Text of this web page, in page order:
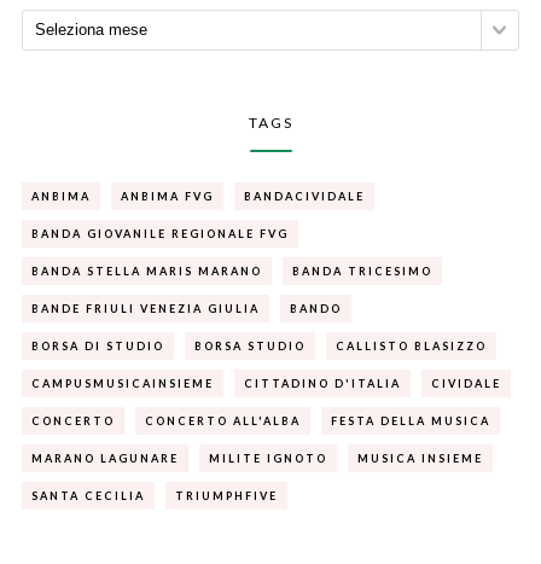
TAGS
ANBIMA ANBIMA FVG BANDACIVIDALE
BANDA GIOVANILE REGIONALE FVG
BANDA STELLA MARIS MARANO BANDA TRICESIMO
BANDE FRIULI VENEZIA GIULIA BANDO
BORSA DI STUDIO BORSA STUDIO CALLISTO BLASIZZO
CAMPUSMUSICAINSIEME CITTADINO D'ITALIA CIVIDALE
CONCERTO CONCERTO ALL'ALBA FESTA DELLA MUSICA
MARANO LAGUNARE MILITE IGNOTO MUSICA INSIEME
SANTA CECILIA TRIUMPHFIVE